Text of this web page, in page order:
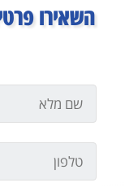
השאירו